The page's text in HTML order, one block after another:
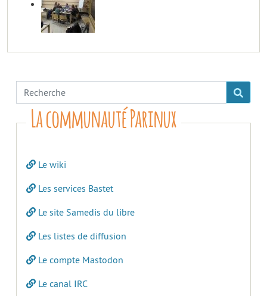
La communauté Parinux
Le wiki
Les services Bastet
Le site Samedis du libre
Les listes de diffusion
Le compte Mastodon
Le canal IRC